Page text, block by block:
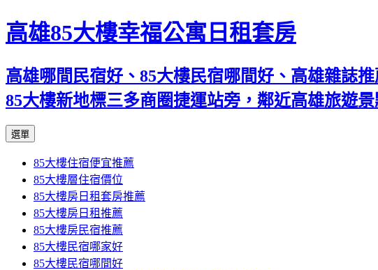
高雄85大樓幸福公寓日租套房
高雄哪間民宿好、85大樓民宿哪間好、高雄雜誌
85大樓新地標三多商圈捷運站旁，鄰近高雄旅遊
選單
內
容
區
85大樓住宿便宜推薦
85大樓層住宿價位
85大樓房日租套房推薦
85大樓房日租推薦
85大樓房民宿推薦
85大樓民宿哪家好
85大樓民宿哪間好